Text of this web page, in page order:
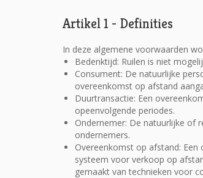
Artikel 1 - Definities
In deze algemene voorwaarden
Bedenktijd: Ruilen is niet
Consument: De natuurlijke
overeenkomst op afstand
Duurtransactie: Een
opeenvolgende periodes.
Ondernemer: De natuurlijke of
ondernemers.
Overeenkomst op afstand:
systeem voor verkoop op
gemaakt van technieken voor